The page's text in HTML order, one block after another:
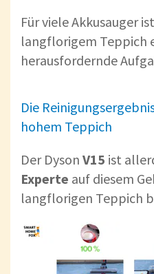
Für viele Akkusauger
langflorigem Teppich
herausfordernde
Die
hohem Teppich
Der Dyson V15 ist
Experte auf diesem
langflorigen Teppich